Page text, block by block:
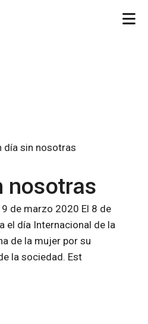
nosotras
de marzo 2020 El 8 de
el día Internacional de la
de la mujer por su
la sociedad. Est